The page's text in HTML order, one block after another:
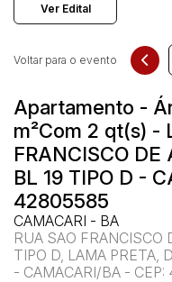
Ver Edital
Apartamento -
m²Com 2 qt(s) -
FRANCISCO
BL 19 TIPO D -
42805585
CAMACARI - BA
RUA SAO FRANCISCO
TIPO D, LAMA PRETA,
- CAMACARI/BA -
Voltar para o evento